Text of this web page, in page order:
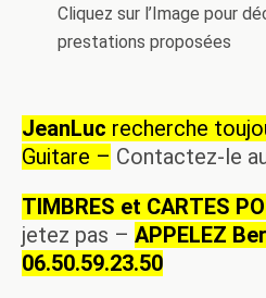
Cliquez sur l’Image pour
prestations proposées
JeanLuc recherche
Guitare – Contactez-le
TIMBRES et CARTES
jetez pas – APPELEZ
06.50.59.23.50